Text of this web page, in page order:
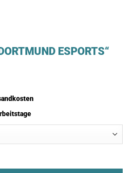
ESPORTS“
ESPORTS" Menge